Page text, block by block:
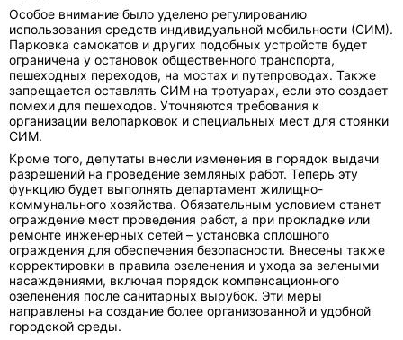
Особое внимание было уделено регулированию
использования средств индивидуальной мобильности (СИМ).
Парковка самокатов и других подобных устройств будет
ограничена у остановок общественного транспорта,
пешеходных переходов, на мостах и путепроводах. Также
запрещается оставлять СИМ на тротуарах, если это создает
помехи для пешеходов. Уточняются требования к
организации велопарковок и специальных мест для стоянки
СИМ.
Кроме того, депутаты внесли изменения в порядок выдачи
разрешений на проведение земляных работ. Теперь эту
функцию будет выполнять департамент жилищно-
коммунального хозяйства. Обязательным условием станет
ограждение мест проведения работ, а при прокладке или
ремонте инженерных сетей – установка сплошного
ограждения для обеспечения безопасности. Внесены также
корректировки в правила озеленения и ухода за зелеными
насаждениями, включая порядок компенсационного
озеленения после санитарных вырубок. Эти меры
направлены на создание более организованной и удобной
городской среды.